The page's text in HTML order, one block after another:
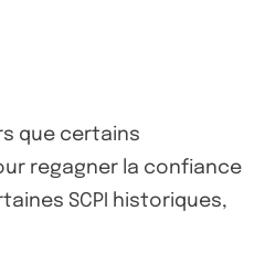
que certains
regagner la confiance
SCPI historiques,